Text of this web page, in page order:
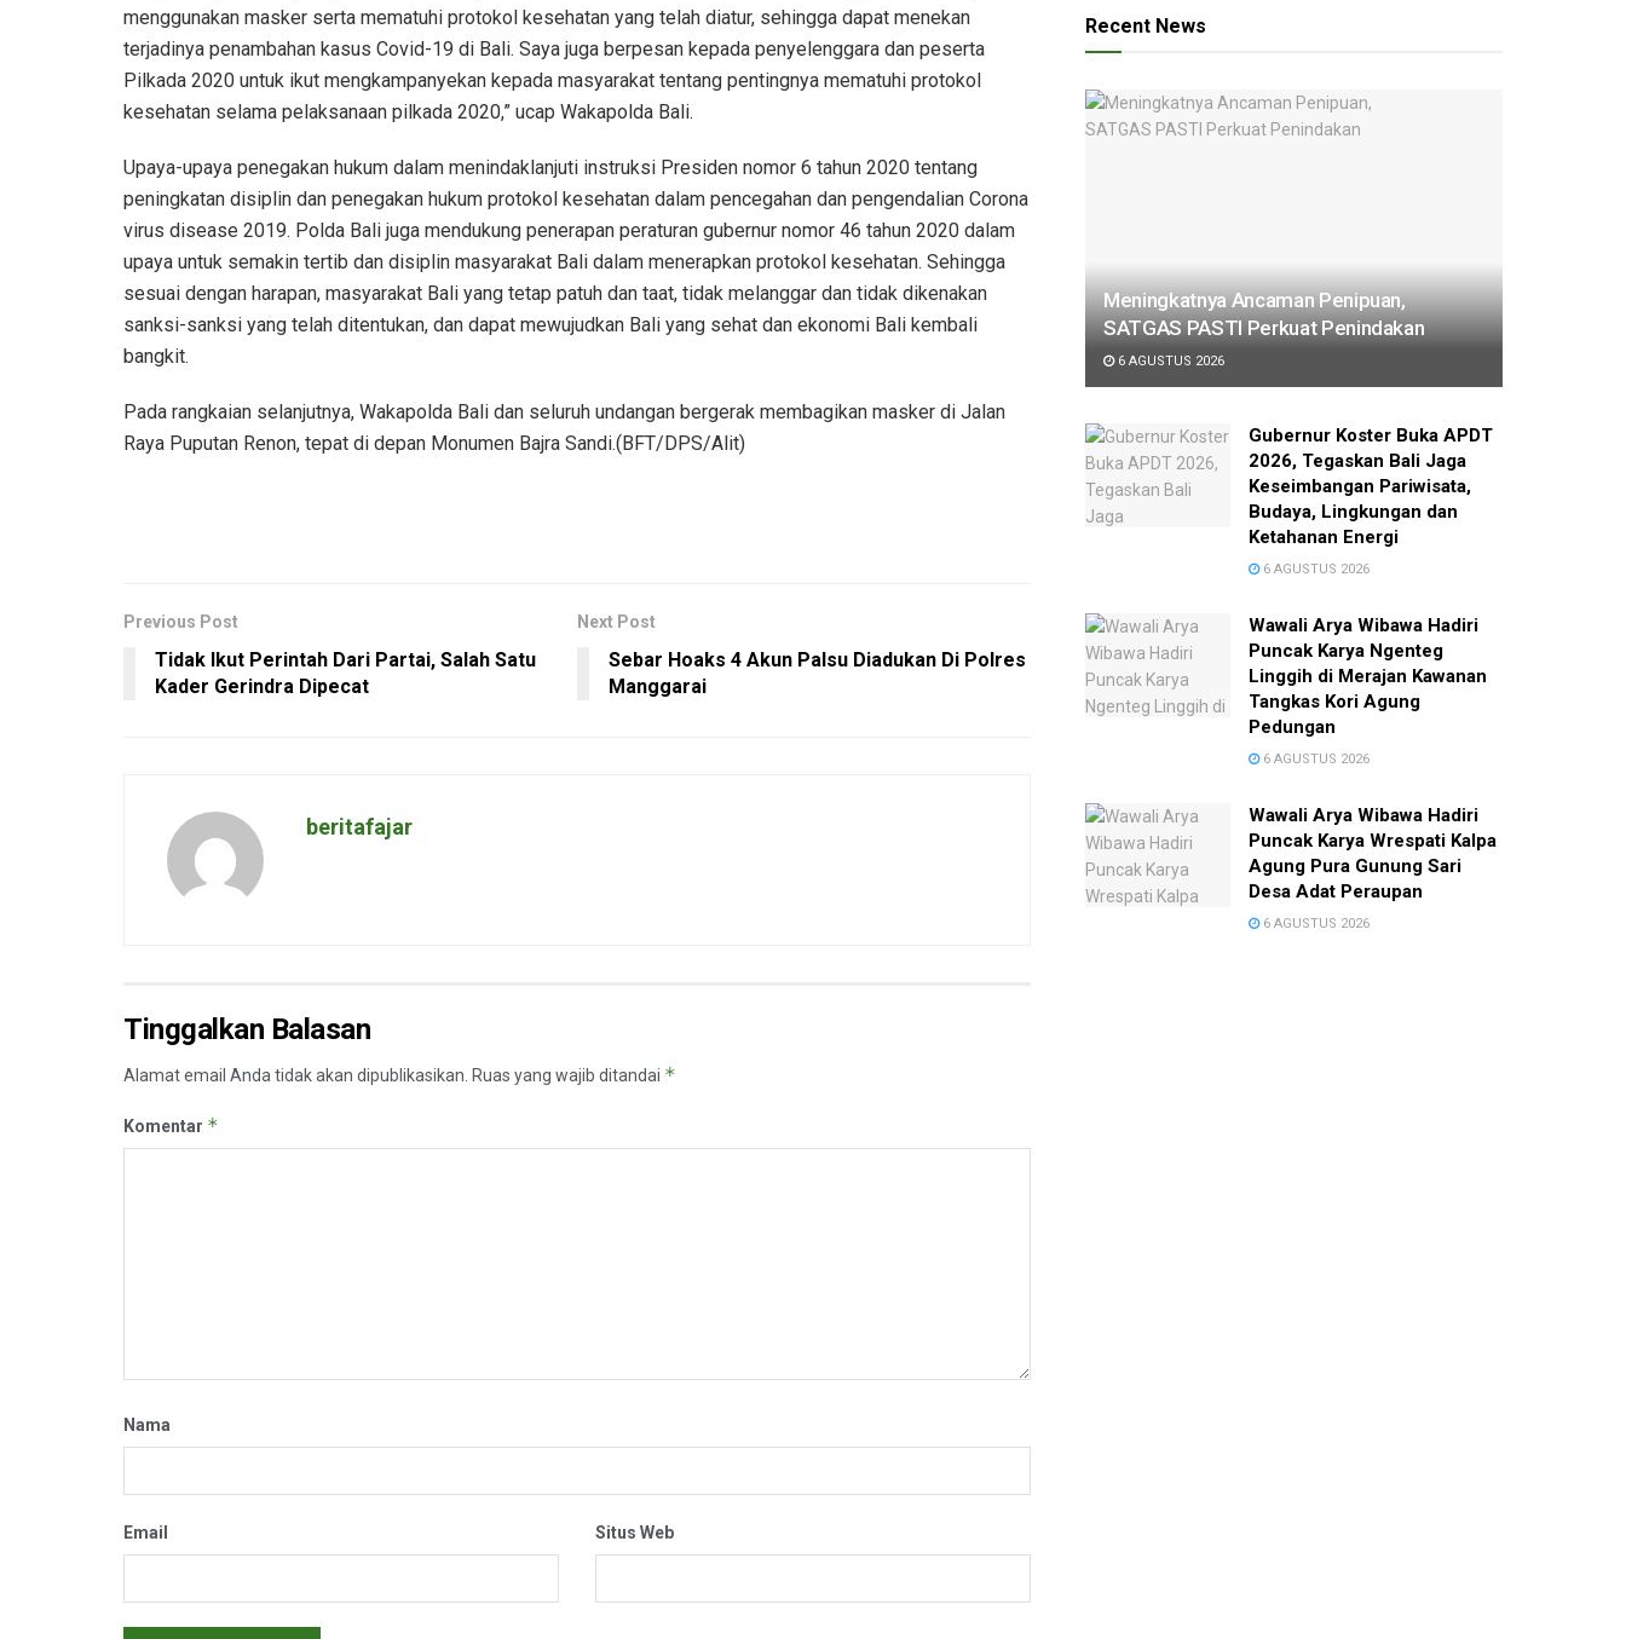
menggunakan masker serta mematuhi protokol kesehatan yang telah diatur, sehingga dapat menekan
terjadinya penambahan kasus Covid-19 di Bali. Saya juga berpesan kepada penyelenggara dan peserta
Pilkada 2020 untuk ikut mengkampanyekan kepada masyarakat tentang pentingnya mematuhi protokol
kesehatan selama pelaksanaan pilkada 2020,” ucap Wakapolda Bali.
Upaya-upaya penegakan hukum dalam menindaklanjuti instruksi Presiden nomor 6 tahun 2020 tentang
peningkatan disiplin dan penegakan hukum protokol kesehatan dalam pencegahan dan pengendalian Corona
virus disease 2019. Polda Bali juga mendukung penerapan peraturan gubernur nomor 46 tahun 2020 dalam
upaya untuk semakin tertib dan disiplin masyarakat Bali dalam menerapkan protokol kesehatan. Sehingga
sesuai dengan harapan, masyarakat Bali yang tetap patuh dan taat, tidak melanggar dan tidak dikenakan
sanksi-sanksi yang telah ditentukan, dan dapat mewujudkan Bali yang sehat dan ekonomi Bali kembali
bangkit.
Pada rangkaian selanjutnya, Wakapolda Bali dan seluruh undangan bergerak membagikan masker di Jalan
Raya Puputan Renon, tepat di depan Monumen Bajra Sandi.(BFT/DPS/Alit)
Previous Post
Tidak Ikut Perintah Dari Partai, Salah Satu
Kader Gerindra Dipecat
Next Post
Sebar Hoaks 4 Akun Palsu Diadukan Di Polres
Manggarai
beritafajar
Tinggalkan Balasan
Alamat email Anda tidak akan dipublikasikan. Ruas yang wajib ditandai *
Komentar *
Nama
Email Situs Web
Recent News
Meningkatnya Ancaman Penipuan,
SATGAS PASTI Perkuat Penindakan
6 AGUSTUS 2026
Gubernur Koster Buka APDT
2026, Tegaskan Bali Jaga
Keseimbangan Pariwisata,
Budaya, Lingkungan dan
Ketahanan Energi
6 AGUSTUS 2026
Wawali Arya Wibawa Hadiri
Puncak Karya Ngenteg
Linggih di Merajan Kawanan
Tangkas Kori Agung
Pedungan
6 AGUSTUS 2026
Wawali Arya Wibawa Hadiri
Puncak Karya Wrespati Kalpa
Agung Pura Gunung Sari
Desa Adat Peraupan
6 AGUSTUS 2026